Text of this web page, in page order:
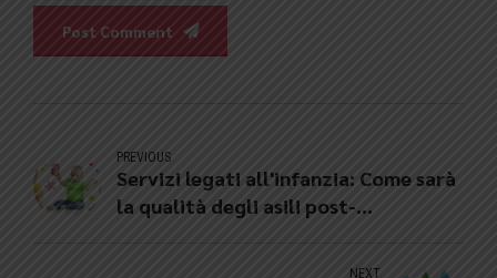
Post Comment
PREVIOUS
Servizi legati all'infanzia: Come sarà
la qualità degli asili post-
NEXT